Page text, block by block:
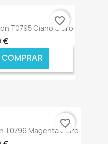
€ ONLINE
T0795 Ciano Claro
€
COMPRAR
€ ONLINE
favorite_border
T0796 Magenta Claro
favorite_border